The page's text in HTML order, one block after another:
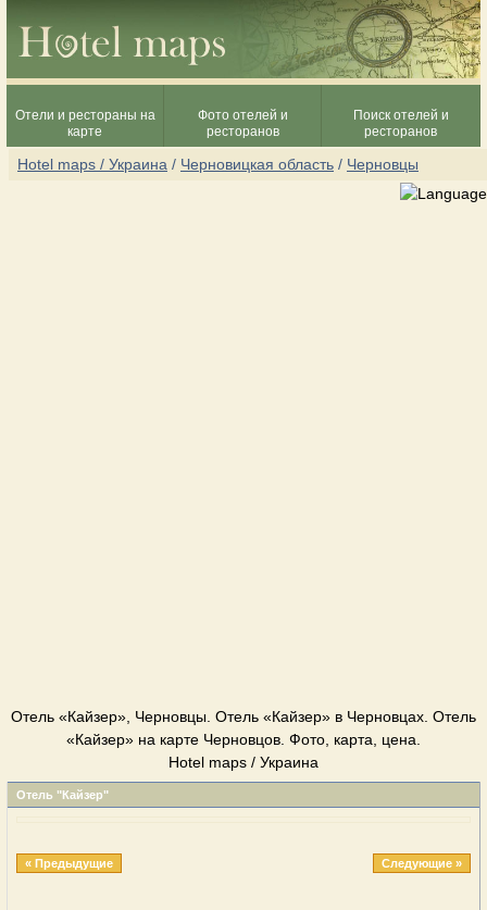
Отели и рестораны на
карте
Фото отелей и
ресторанов
Поиск отелей и
ресторанов
Hotel maps / Украина / Черновицкая область / Черновцы
Отель «Кайзер», Черновцы. Отель «Кайзер» в Черновцах. Отель
«Кайзер» на карте Черновцов. Фото, карта, цена.
Hotel maps / Украина
Отель "Кайзер"
« Предыдущие Следующие »